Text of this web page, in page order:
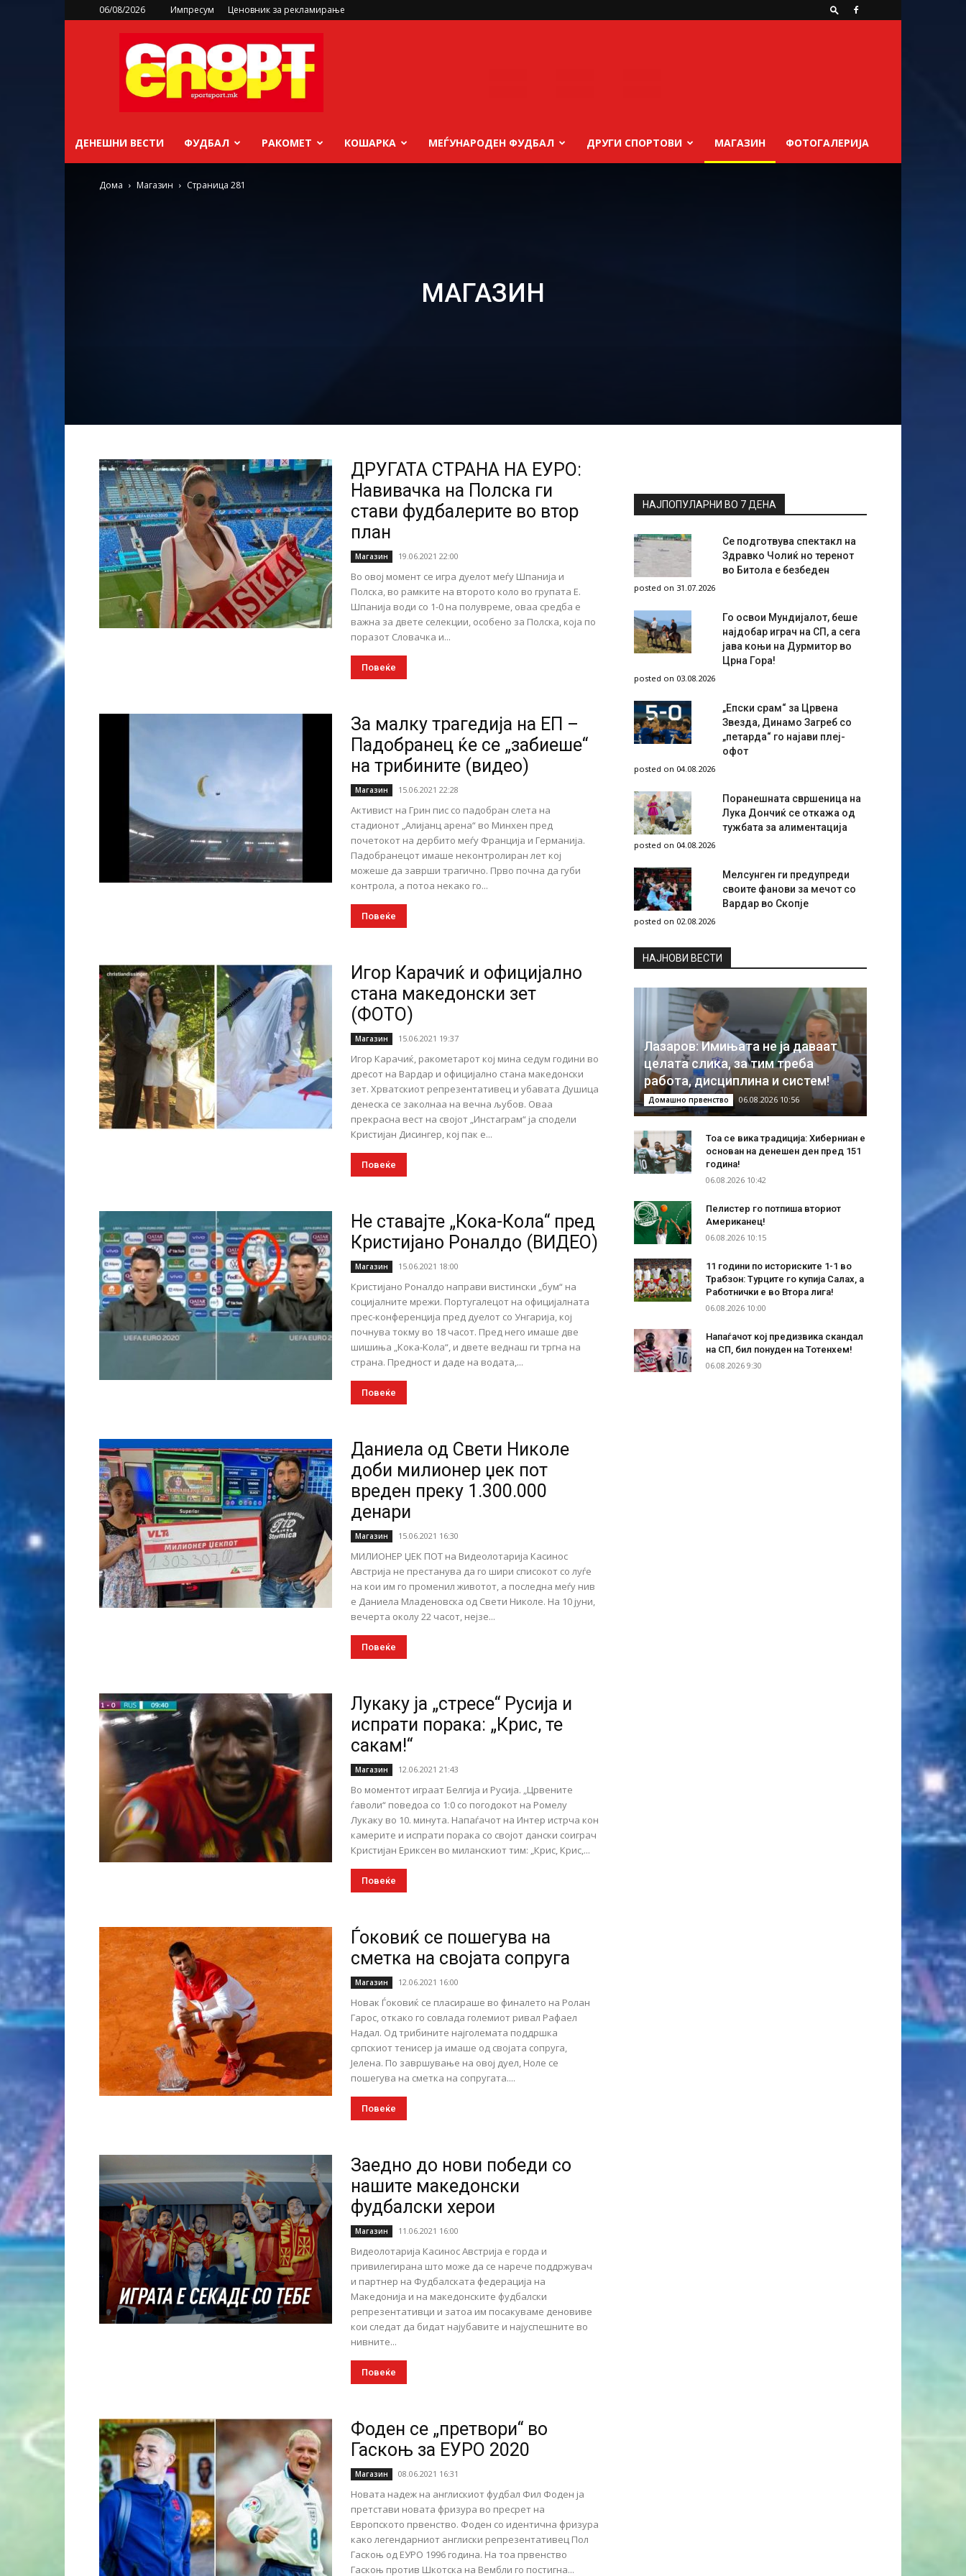
06/08/2026 Импресум Ценовник за рекламирање
sportsport.mk
ДЕНЕШНИ ВЕСТИ ФУДБАЛ РАКОМЕТ КОШАРКА МЕЃУНАРОДЕН ФУДБАЛ ДРУГИ СПОРТОВИ МАГАЗИН ФОТОГАЛЕРИЈА
Дома Магазин Страница 281
МАГАЗИН
ДРУГАТА СТРАНА НА ЕУРО:
Навивачка на Полска ги
стави фудбалерите во втор
план
Магазин 19.06.2021 22:00
Во овој момент се игра дуелот меѓу Шпанија и
Полска, во рамките на второто коло во групата Е.
Шпанија води со 1-0 на полувреме, оваа средба е
важна за двете селекции, особено за Полска, која по
поразот Словачка и...
Повеќе
За малку трагедија на ЕП –
Падобранец ќе се „забиеше“
на трибините (видео)
Магазин 15.06.2021 22:28
Активист на Грин пис со падобран слета на
стадионот „Алијанц арена“ во Минхен пред
почетокот на дербито меѓу Франција и Германија.
Падобранецот имаше неконтролиран лет кој
можеше да заврши трагично. Прво почна да губи
контрола, а потоа некако го...
Повеќе
Игор Карачиќ и официјално
стана македонски зет
(ФОТО)
Магазин 15.06.2021 19:37
Игор Карачиќ, ракометарот кој мина седум години во
дресот на Вардар и официјално стана македонски
зет. Хрватскиот репрезентативец и убавата Душица
денеска се заколнаа на вечна љубов. Оваа
прекрасна вест на својот „Инстаграм“ ја сподели
Кристијан Дисингер, кој пак е...
Повеќе
Не ставајте „Кока-Кола“ пред
Кристијано Роналдо (ВИДЕО)
Магазин 15.06.2021 18:00
Кристијано Роналдо направи вистински „бум“ на
социјалните мрежи. Португалецот на официјалната
прес-конференција пред дуелот со Унгарија, кој
почнува токму во 18 часот. Пред него имаше две
шишиња „Кока-Кола“, и двете веднаш ги тргна на
страна. Предност и даде на водата,...
Повеќе
Даниела од Свети Николе
доби милионер џек пот
вреден преку 1.300.000
денари
Магазин 15.06.2021 16:30
МИЛИОНЕР ЏЕК ПОТ на Видеолотарија Касинос
Австрија не престанува да го шири списокот со луѓе
на кои им го променил животот, а последна меѓу нив
е Даниела Младеновска од Свети Николе. На 10 јуни,
вечерта околу 22 часот, нејзе...
Повеќе
Лукаку ја „стресе“ Русија и
испрати порака: „Крис, те
сакам!“
Магазин 12.06.2021 21:43
Во моментот играат Белгија и Русија. „Црвените
ѓаволи“ поведоа со 1:0 со погодокот на Ромелу
Лукаку во 10. минута. Напаѓачот на Интер истрча кон
камерите и испрати порака со својот дански соиграч
Кристијан Ериксен во миланскиот тим: „Крис, Крис,...
Повеќе
Ѓоковиќ се пошегува на
сметка на својата сопруга
Магазин 12.06.2021 16:00
Новак Ѓоковиќ се пласираше во финалето на Ролан
Гарос, откако го совлада големиот ривал Рафаел
Надал. Од трибините најголемата поддршка
српскиот тенисер ја имаше од својата сопруга,
Јелена. По завршување на овој дуел, Ноле се
пошегува на сметка на сопругата....
Повеќе
Заедно до нови победи со
нашите македонски
фудбалски херои
Магазин 11.06.2021 16:00
Видеолотарија Касинос Австрија е горда и
привилегирана што може да се нарече поддржувач
и партнер на Фудбалската федерација на
Македонија и на македонските фудбалски
репрезентативци и затоа им посакуваме деновиве
кои следат да бидат најубавите и најуспешните во
нивните...
Повеќе
Фоден се „претвори“ во
Гаскоњ за ЕУРО 2020
Магазин 08.06.2021 16:31
Новата надеж на англискиот фудбал Фил Фоден ја
претстави новата фризура во пресрет на
Европското првенство. Фоден со идентична фризура
како легендарниот англиски репрезентативец Пол
Гаскоњ од ЕУРО 1996 година. На тоа првенство
Гаскоњ против Шкотска на Вембли го постигна...
НАЈПОПУЛАРНИ ВО 7 ДЕНА
Се подготвува спектакл на
Здравко Чолиќ но теренот
во Битола е безбеден
posted on 31.07.2026
Го освои Мундијалот, беше
најдобар играч на СП, а сега
јава коњи на Дурмитор во
Црна Гора!
posted on 03.08.2026
„Епски срам“ за Црвена
Звезда, Динамо Загреб со
„петарда“ го најави плеј-
офот
posted on 04.08.2026
Поранешната свршеница на
Лука Дончиќ се откажа од
тужбата за алиментација
posted on 04.08.2026
Мелсунген ги предупреди
своите фанови за мечот со
Вардар во Скопје
posted on 02.08.2026
НAЈНОВИ ВЕСТИ
Лазаров: Имињата не ја даваат
целата слика, за тим треба
работа, дисциплина и систем!
Домашно првенство 06.08.2026 10:56
Тоа се вика традиција: Хиберниан е
основан на денешен ден пред 151
година!
06.08.2026 10:42
Пелистер го потпиша вториот
Американец!
06.08.2026 10:15
11 години по историските 1-1 во
Трабзон: Турците го купија Салах, а
Работнички е во Втора лига!
06.08.2026 10:00
Напаѓачот кој предизвика скандал
на СП, бил понуден на Тотенхем!
06.08.2026 9:30